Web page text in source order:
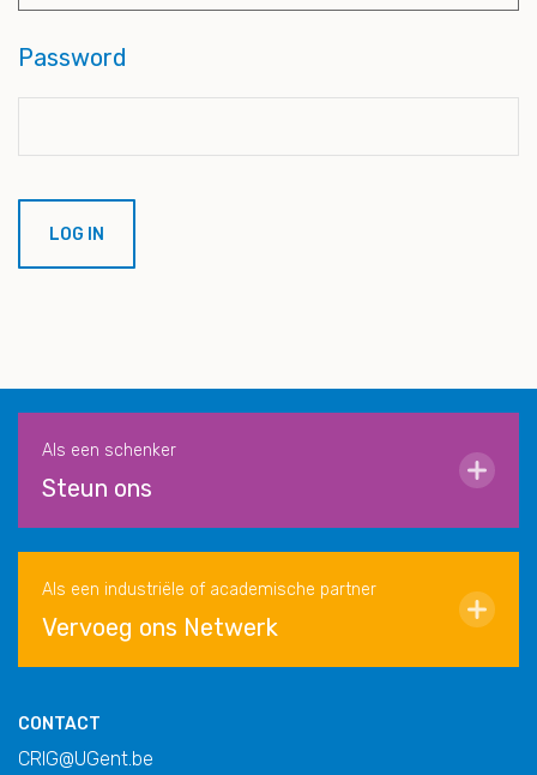
Password
Als een schenker
Steun ons
Als een industriële of academische partner
Vervoeg ons Netwerk
CONTACT
CRIG@UGent.be